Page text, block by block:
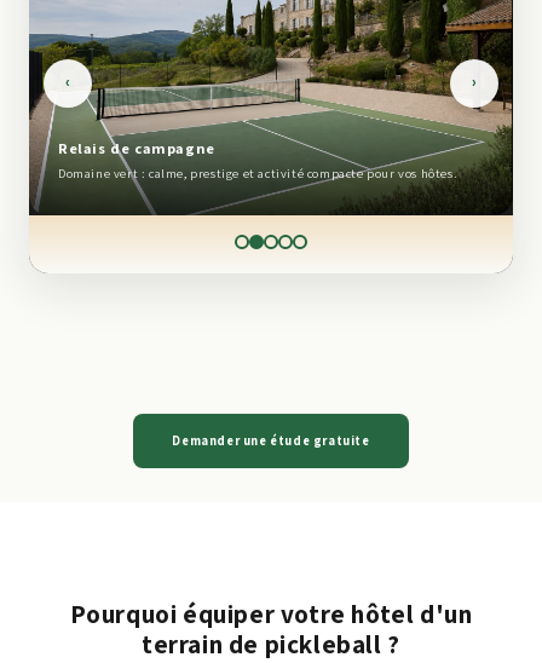
Relais de campagne
Domaine vert : calme, prestige et activité compacte pour vos hôtes.
‹ ›
Demander une étude gratuite
Pourquoi équiper votre hôtel d'un
terrain de pickleball ?